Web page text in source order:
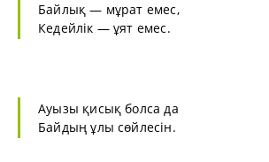
Байлық — мұрат емес,
Кедейлік — ұят емес.
Ауызы қисық болса да
Байдың ұлы сөйлесін.